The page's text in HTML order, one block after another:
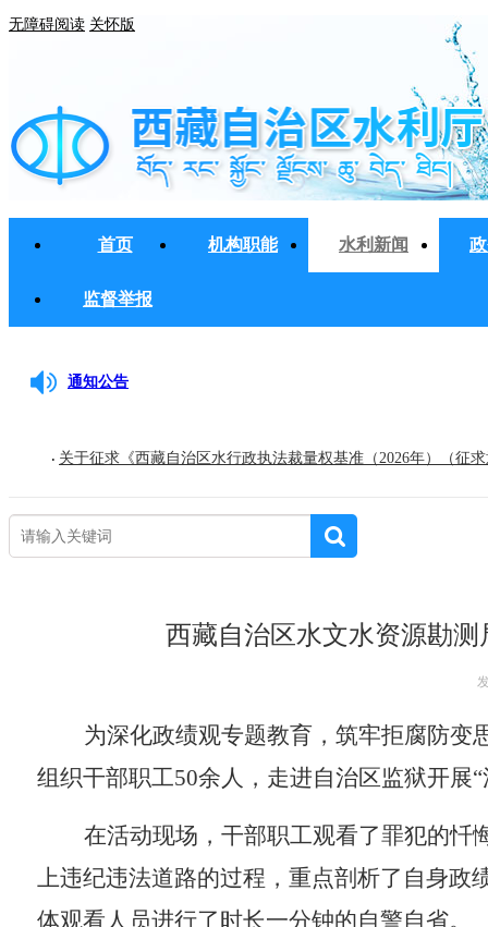
无障碍阅读 关怀版
首页 机构职能 水利新闻
监督举报
通知公告
关于征求《西藏自治区水行政执法裁量权基准（2026年）（征
西藏自治区水利厅关于开展2026年水利工程系列职称评审申报
当前位置：
西藏自治区水文水资源勘
为深化政绩观专题教育，筑牢拒腐防变
组织干部职工50余人，走进自治区监狱开展
在活动现场，干部职工观看了罪犯的忏
上违纪违法道路的过程，重点剖析了自身政
体观看人员进行了时长一分钟的自警自省。